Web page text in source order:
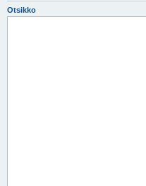
Otsikko